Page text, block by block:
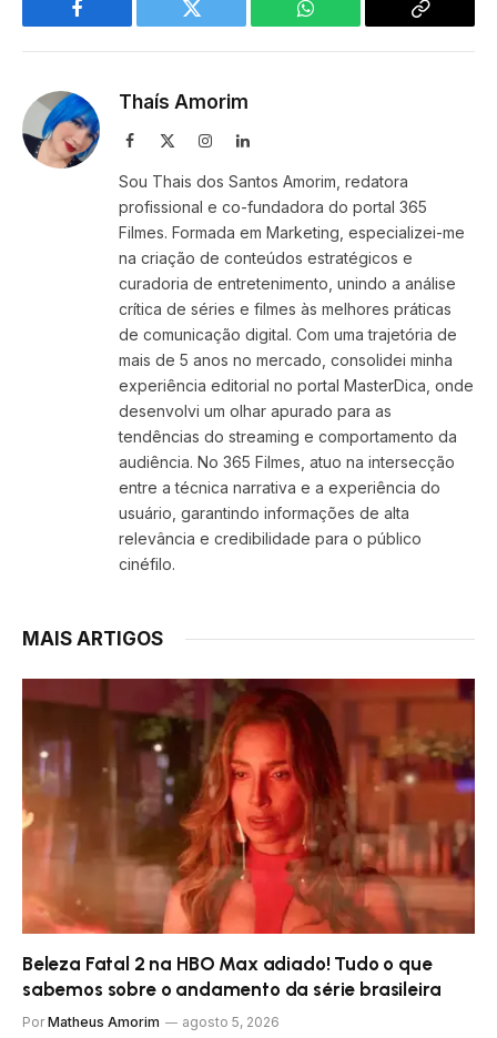
Facebook Twitter WhatsApp
Copy
Thaís Amorim
Facebook InstagramLinkedIn
Sou Thais dos Santos Amorim, redatora
profissional e co-fundadora do portal 365
Filmes. Formada em Marketing, especializei-me
na criação de conteúdos estratégicos e
curadoria de entretenimento, unindo a análise
crítica de séries e filmes às melhores práticas
de comunicação digital. Com uma trajetória de
mais de 5 anos no mercado, consolidei minha
experiência editorial no portal MasterDica, onde
desenvolvi um olhar apurado para as
tendências do streaming e comportamento da
audiência. No 365 Filmes, atuo na intersecção
entre a técnica narrativa e a experiência do
usuário, garantindo informações de alta
relevância e credibilidade para o público
cinéfilo.
MAIS ARTIGOS
Beleza Fatal 2 na HBO Max adiado! Tudo o que
sabemos sobre o andamento da série brasileira
Por Matheus Amorim agosto 5, 2026